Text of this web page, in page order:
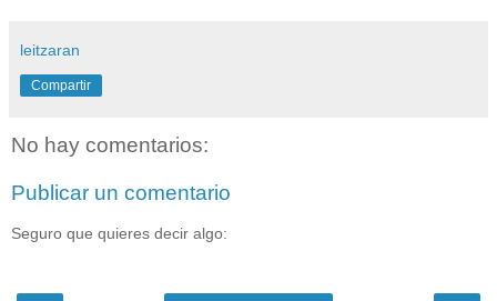
leitzaran
Compartir
No hay comentarios:
Publicar un comentario
Seguro que quieres decir algo: